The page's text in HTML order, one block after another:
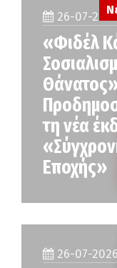
26-07-
«Φιδέλ
Θάνατος»
τη νέα
Εποχής»
26-07-2026